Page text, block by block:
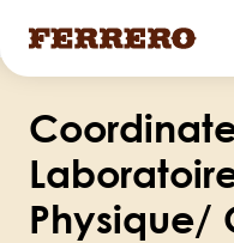
основному
содержанию
Physique/